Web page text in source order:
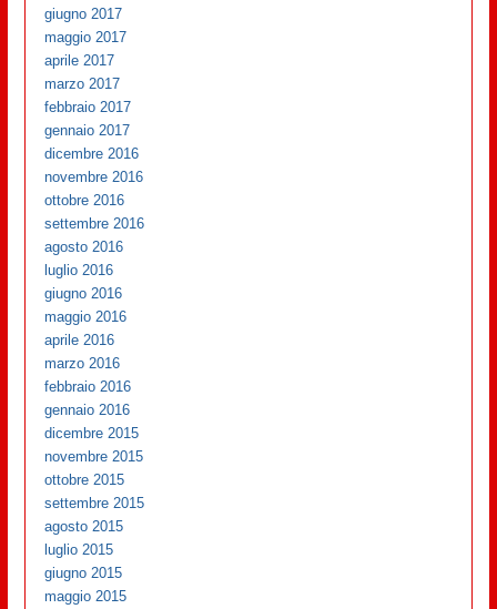
giugno 2017
maggio 2017
aprile 2017
marzo 2017
febbraio 2017
gennaio 2017
dicembre 2016
novembre 2016
ottobre 2016
settembre 2016
agosto 2016
luglio 2016
giugno 2016
maggio 2016
aprile 2016
marzo 2016
febbraio 2016
gennaio 2016
dicembre 2015
novembre 2015
ottobre 2015
settembre 2015
agosto 2015
luglio 2015
giugno 2015
maggio 2015